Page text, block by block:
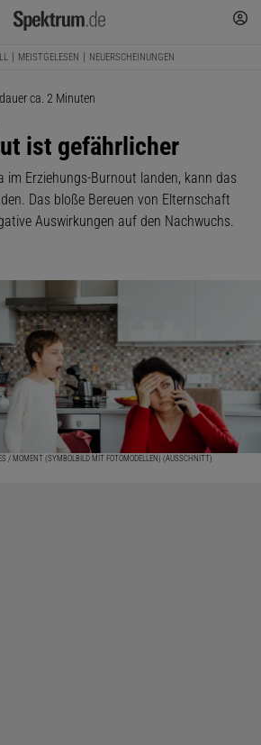
MEISTGELESEN NEUERSCHEINUNGEN
ca. 2 Minuten
ist gefährlicher
im Erziehungs-Burnout landen, kann das
Das bloße Bereuen von Elternschaft
Auswirkungen auf den Nachwuchs.
/ MOMENT (SYMBOLBILD MIT FOTOMODELLEN) (AUSSCHNITT)